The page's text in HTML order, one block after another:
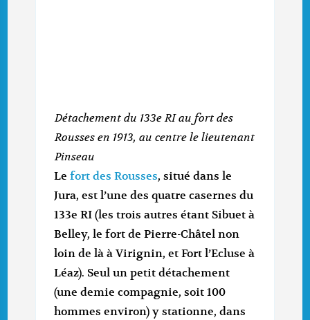
Détachement du 133e RI au fort des
Rousses en 1913, au centre le lieutenant
Pinseau
Lefort des Rousses, situé dans le
Jura, est l’une des quatre casernes du
133e RI (les trois autres étant Sibuet à
Belley, le fort de Pierre-Châtel non
loin de là à Virignin, et Fort l’Ecluse à
Léaz). Seul un petit détachement
(une demie compagnie, soit 100
hommes environ) y stationne, dans